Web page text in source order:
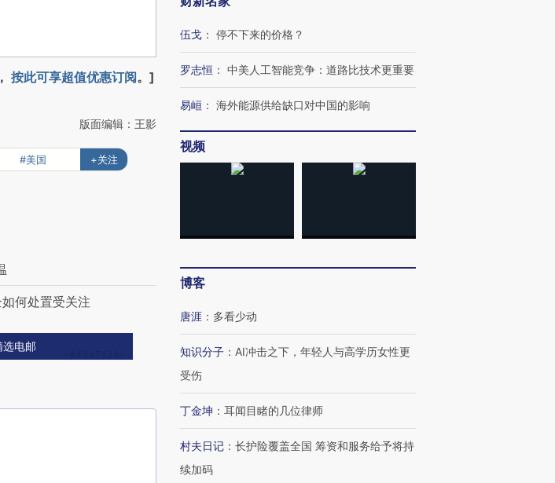
按此可享超值优惠订阅。]
版面编辑：王影
#美国 +关注
何处置受关注
选电邮
伍戈 ： 停不下来的价格？
罗志恒 ： 中美人工智能竞争：道路比技术更重要
易峘 ： 海外能源供给缺口对中国的影响
视频
博客
唐涯 ： 多看少动
知识分子 ： AI冲击之下，年轻人与高学历女性更
受伤
丁金坤 ： 耳闻目睹的几位律师
村夫日记 ： 长护险覆盖全国 筹资和服务给予将持
续加码